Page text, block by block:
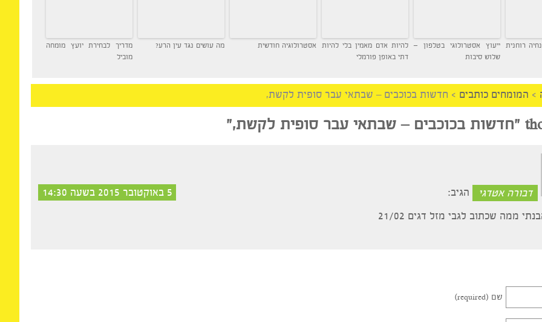
ייעוץ אסטרולוגי בטלפון –
שלוש סיבות
דתי באופן פורמלי
אסטרולוגיה חודשית מה עושים נגד עין הרע?
כותבים
חדשות בכוכבים – שבתאי עבר סופית לקשת,
אטדגי
שכתוב לגבי מזל דגים 21/02